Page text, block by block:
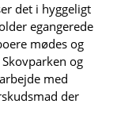
det i hyggeligt
egangerede
mødes og
og
med
der